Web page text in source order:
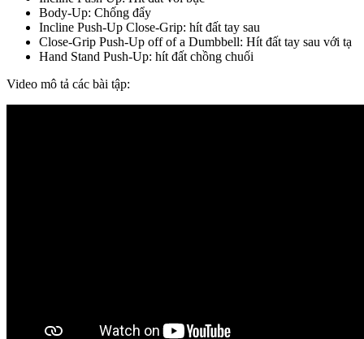
Body-Up: Chống đẩy
Incline Push-Up Close-Grip: hít đất tay sau
Close-Grip Push-Up off of a Dumbbell: Hít đất tay sau với tạ
Hand Stand Push-Up: hít đất chồng chuối
Video mô tả các bài tập: